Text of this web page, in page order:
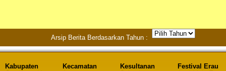
Arsip Berita Berdasarkan Tahun :
Kabupaten
Kecamatan
Kesultanan
Festival Erau